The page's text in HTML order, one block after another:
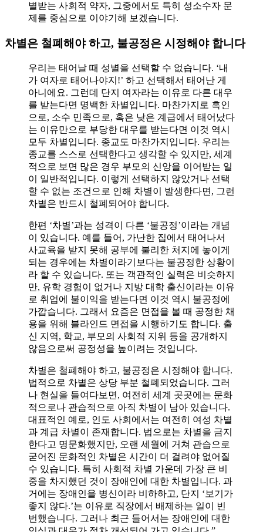
별받는 사회적 약자, 그중에서도 특히 성소수자 문
제를 중심으로 이야기해 보겠습니다.
차별은 철폐해야 하고, 불공정은 시정해야 합니다
우리는 태어날 때 성별을 선택할 수 없습니다. ‘내
가 여자로 태어나야지!’ 하고 선택해서 태어난 게
아니에요. 그런데 단지 여자라는 이유로 다른 대우
를 받는다면 명백한 차별입니다. 마찬가지로 흑인
으로, 소수 민족으로, 혹은 낮은 계급에서 태어났다
는 이유만으로 부당한 대우를 받는다면 이것 역시
모두 차별입니다. 종교도 마찬가지입니다. 우리는
종교를 스스로 선택한다고 생각할 수 있지만, 세계
적으로 보면 많은 경우 부모의 신앙을 이어받는 일
이 일반적입니다. 이렇게 선택하지 않았거나 선택
할 수 없는 조건으로 인해 차별이 발생한다면, 그런
차별은 반드시 철폐되어야 합니다.
한편 ‘차별’과는 성격이 다른 ‘불공정’이라는 개념
이 있습니다. 예를 들어, 가난한 집에서 태어나서
사교육을 받지 못해 공부에 불리한 처지에 놓이게
되는 경우에는 차별이라기보다는 불공정한 상황이
라 할 수 있습니다. 또는 객관적인 실력은 비슷하지
만, 유학 경험이 없거나 지방 대학 출신이라는 이유
로 취업에 불이익을 받는다면 이것 역시 불공정에
가깝습니다. 그래서 요즘은 면접을 볼 때 공정한 채
용을 위해 블라인드 면접을 시행하기도 합니다. 출
신 지역, 학교, 부모의 사회적 지위 등을 공개하지
않음으로써 공정성을 높이려는 것입니다.
차별은 철폐해야 하고, 불공정은 시정해야 합니다.
법적으로 차별은 상당 부분 철폐되었습니다. 그러
나 현실을 들여다보면, 여전히 세계 곳곳에는 문화
적으로나 관습적으로 아직 차별이 남아 있습니다.
대표적인 예로, 인도 사회에서는 여전히 여성 차별
과 계급 차별이 존재합니다. 법으로는 차별을 금지
한다고 명문화했지만, 오랜 세월에 거쳐 관습으로
굳어진 문화적인 차별은 시간이 더 걸려야 없어질
수 있습니다. 특히 사회적 차별 가운데 가장 큰 비
중을 차지했던 것이 장애인에 대한 차별입니다. 과
거에는 장애인을 병신이라 비하하고, 단지 ‘보기가
좋지 않다.’는 이유로 직장에서 배제하는 일이 빈
번했습니다. 그러나 최근 들어서는 장애인에 대한